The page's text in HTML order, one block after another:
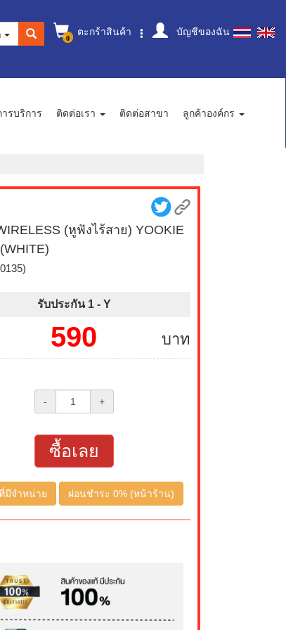
0 ตะกร้าสินค้า บัญชีของฉัน
รบริการ ติดต่อเรา ติดต่อสาขา
ลูกค้าองค์กร
(หูฟังไร้สาย) YOOKIE
รับประกัน 1 - Y
บาท
590
- +
ซื้อเลย
มีจำหน่าย ผ่อนชำระ 0% (หน้าร้าน)